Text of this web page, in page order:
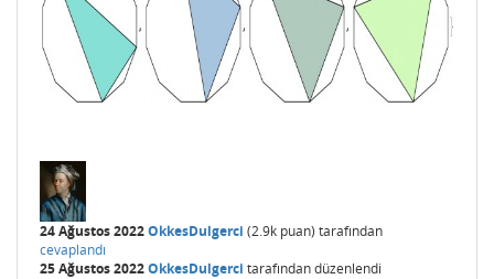
24 Ağustos 2022OkkesDulgerci (2.9k puan) tarafından
cevaplandı
25 Ağustos 2022OkkesDulgerci tarafındandüzenlendi